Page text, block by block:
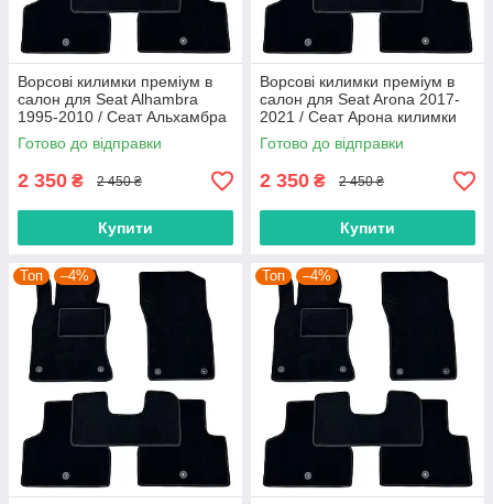
Ворсові килимки преміум в
салон для Seat Alhambra
1995-2010 / Сеат Альхамбра
килимки
Готово до відправки
2 350 ₴ 2 450 ₴
Купити
Ворсові килимки преміум в
салон для Seat Arona 2017-
2021 / Сеат Арона килимки
Готово до відправки
2 350 ₴ 2 450 ₴
Купити
Топ –4% Топ –4%